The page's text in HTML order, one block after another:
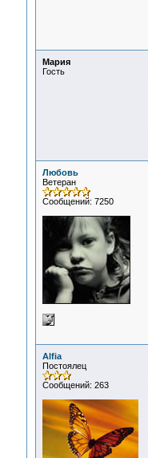
Мария
Гость
Любовь
Ветеран
Сообщений: 7250
Alfia
Постоялец
Сообщений: 263